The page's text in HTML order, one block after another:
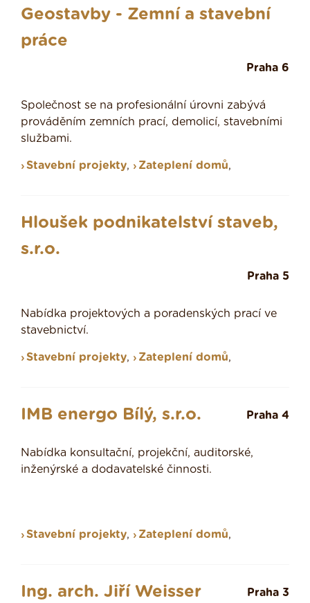
Geostavby - Zemní a stavební
práce
Praha 6
Společnost se na profesionální úrovni zabývá
prováděním zemních prací, demolicí, stavebními
službami.
Stavební projekty, Zateplení domů,
Hloušek podnikatelství staveb,
s.r.o.
Praha 5
Nabídka projektových a poradenských prací ve
stavebnictví.
Stavební projekty, Zateplení domů,
IMB energo Bílý, s.r.o. Praha 4
Nabídka konsultační, projekční, auditorské,
inženýrské a dodavatelské činnosti.
Stavební projekty, Zateplení domů,
Ing. arch. Jiří Weisser Praha 3